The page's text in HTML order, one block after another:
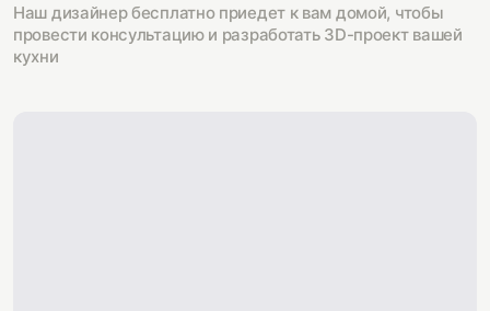
Наш дизайнер бесплатно приедет к вам домой, чтобы
провести консультацию и разработать 3D-проект вашей
кухни